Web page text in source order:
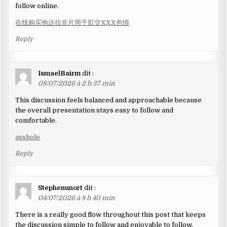
follow online.
在线购买他达拉非片用于肛交XXX色情
Reply
IsmaelBairm dit :
08/07/2026 à 2 h 37 min
This discussion feels balanced and approachable because
the overall presentation stays easy to follow and
comfortable.
asshole
Reply
Stephenunort dit :
04/07/2026 à 8 h 40 min
There is a really good flow throughout this post that keeps
the discussion simple to follow and enjoyable to follow,